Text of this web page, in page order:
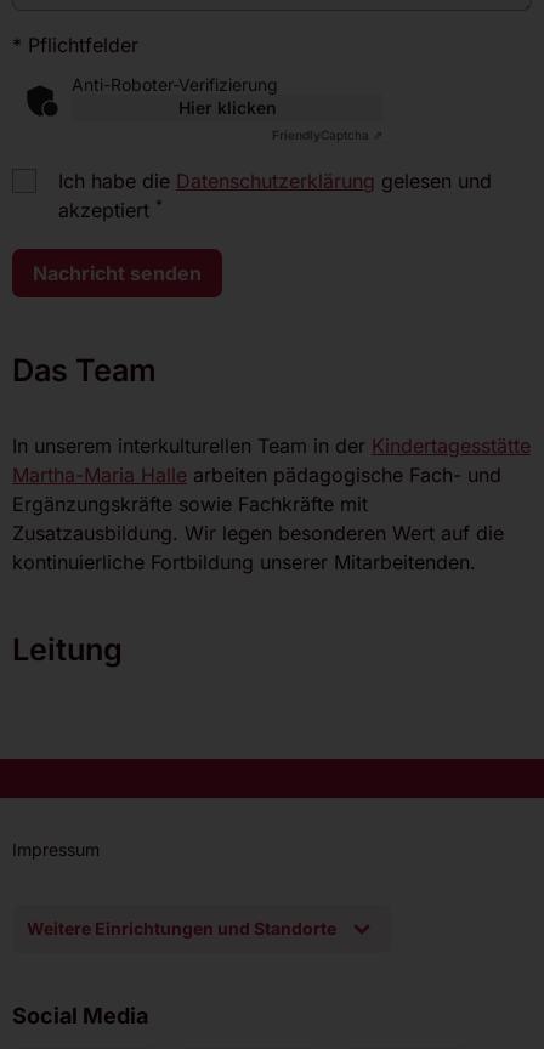
* Pflichtfelder
Anti-Roboter-Verifizierung
Hier klicken
FriendlyCaptcha ⇗
Ich habe die Datenschutzerklärung gelesen und
akzeptiert *
Nachricht senden
Das Team
In unserem interkulturellen Team in der Kindertagesstätte
Martha-Maria Halle arbeiten pädagogische Fach- und
Ergänzungskräfte sowie Fachkräfte mit
Zusatzausbildung. Wir legen besonderen Wert auf die
kontinuierliche Fortbildung unserer Mitarbeitenden.
Leitung
Impressum
Weitere Einrichtungen und Standorte
Social Media